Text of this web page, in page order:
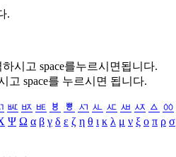
.
시고 space를누르시면됩니다.
고 space를 누르시면 됩니다.
ㅵ ㅶ ㅷ ㅸ ㅹ ㅺ ㅻ ㅼ ㅽ ㅾ ㅿ ㆀ
Ψ Ω α β γ δ ε ζ η θ ι κ λ μ ν ξ ο π ρ σ